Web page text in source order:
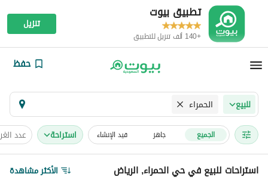
تطبيق بيوت
+140 ألف تنزيل للتطبيق
تنزيل
حفظ
للبيع الحمراء
الجميع جاهز قيد الإنشاء استراحة عدد
استراحات للبيع في حي الحمراء, الرياض الأكثر مشاهدة